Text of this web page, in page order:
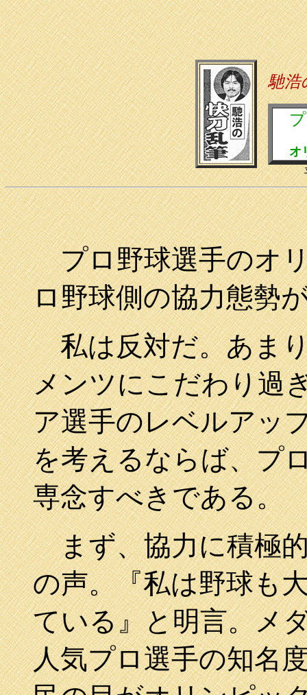
馳浩
プ
オ
プロ野球選手のオ
ロ野球側の協力態勢
私は反対だ。あま
メンツにこだわり過
ア選手のレベルアッ
を考えるならば、プ
専念すべきである。
まず、協力に積極的
の声。『私は野球も
ている』と明言。メ
人気プロ選手の知名